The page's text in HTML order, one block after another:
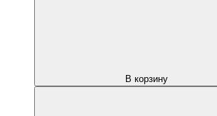
В корзину